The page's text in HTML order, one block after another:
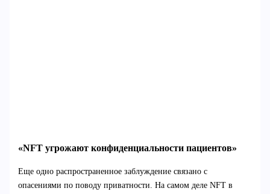
«NFT угрожают конфиденциальности пациентов»
Еще одно распространенное заблуждение связано с
опасениями по поводу приватности. На самом деле NFT в